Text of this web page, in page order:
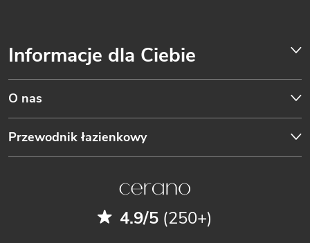
Informacje dla Ciebie
O nas
Przewodnik łazienkowy
4.9/5 (250+)